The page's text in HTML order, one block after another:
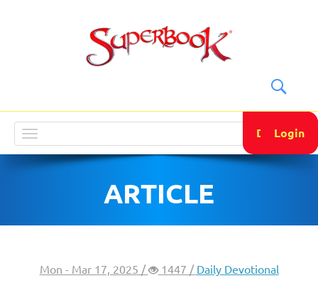
navigation
DONATE
Login
ARTICLE
Mon - Mar 17, 2025 / 1447 / Daily Devotional